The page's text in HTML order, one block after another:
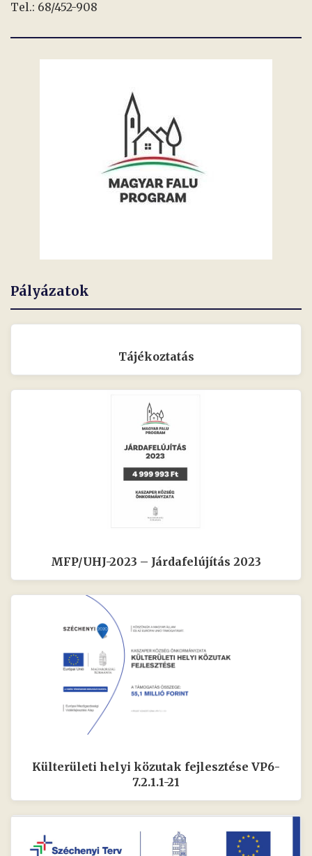
Tel.: 68/452-908
Pályázatok
Tájékoztatás
MFP/UHJ-2023 – Járdafelújítás 2023
Külterületi helyi közutak fejlesztése VP6-
7.2.1.1-21